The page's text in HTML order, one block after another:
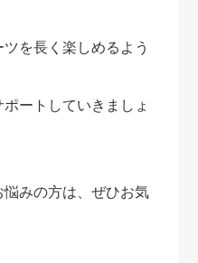
を長く楽しめるよう
ートしていきましょ
みの方は、ぜひお気